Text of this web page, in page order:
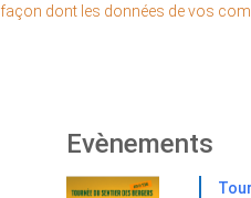
façon dont les données de vos
Evènements